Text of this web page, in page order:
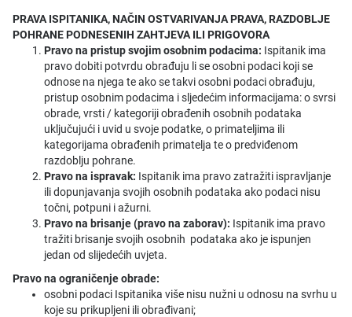
PRAVA ISPITANIKA, NAČIN OSTVARIVANJA PRAVA, RAZDOBLJE
POHRANE PODNESENIH ZAHTJEVA ILI PRIGOVORA
Pravo na pristup svojim osobnim podacima: Ispitanik ima
pravo dobiti potvrdu obrađuju li se osobni podaci koji se
odnose na njega te ako se takvi osobni podaci obrađuju,
pristup osobnim podacima i sljedećim informacijama: o svrsi
obrade, vrsti / kategoriji obrađenih osobnih podataka
uključujući i uvid u svoje podatke, o primateljima ili
kategorijama obrađenih primatelja te o predviđenom
razdoblju pohrane.
Pravo na ispravak: Ispitanik ima pravo zatražiti ispravljanje
ili dopunjavanja svojih osobnih podataka ako podaci nisu
točni, potpuni i ažurni.
Pravo na brisanje (pravo na zaborav): Ispitanik ima pravo
tražiti brisanje svojih osobnih podataka ako je ispunjen
jedan od slijedećih uvjeta.
Pravo na ograničenje obrade:
osobni podaci Ispitanika više nisu nužni u odnosu na svrhu u
koje su prikupljeni ili obrađivani;